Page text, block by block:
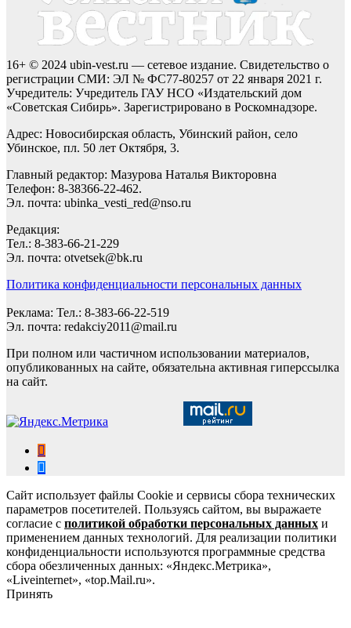
16+ © 2024 ubin-vest.ru — сетевое издание. Свидетельство о
регистрации СМИ: ЭЛ № ФС77-80257 от 22 января 2021 г.
Учредитель: Учредитель ГАУ НСО «Издательский дом
«Советская Сибирь». Зарегистрировано в Роскомнадзоре.
Адрес: Новосибирская область, Убинский район, село
Убинское, пл. 50 лет Октября, 3.
Главный редактор: Мазурова Наталья Викторовна
Телефон: 8-38366-22-462.
Эл. почта: ubinka_vesti_red@nso.ru
Редакция:
Тел.: 8-383-66-21-229
Эл. почта: otvetsek@bk.ru
Политика конфиденциальности персональных данных
Реклама: Тел.: 8-383-66-22-519
Эл. почта: redakciy2011@mail.ru
При полном или частичном использовании материалов,
опубликованных на сайте, обязательна активная гиперссылка
на сайт.
Сайт использует файлы Cookie и сервисы сбора технических
параметров посетителей. Пользуясь сайтом, вы выражаете
согласие с политикой обработки персональных данных и
применением данных технологий. Для реализации политики
конфиденциальности используются программные средства
сбора обезличенных данных: «Яндекс.Метрика»,
«Liveinternet», «top.Mail.ru».
Принять